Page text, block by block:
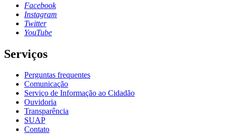
Facebook
Instagram
Twitter
YouTube
Serviços
Perguntas frequentes
Comunicação
Serviço de Informação ao Cidadão
Ouvidoria
Transparência
SUAP
Contato